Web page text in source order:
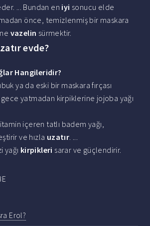
... Bundan en iyi sonucu elde
önce, temizlenmiş bir maskara
vazelin sürmektir.
evde?
Hangileridir?
ya da eski bir maskara fırçası
gece yatmadan kirpiklerine jojoba yağı
içeren tatlı badem yağı,
ve hızla uzatır. ...
yağı kirpikleri sarar ve güçlendirir.
Erol?